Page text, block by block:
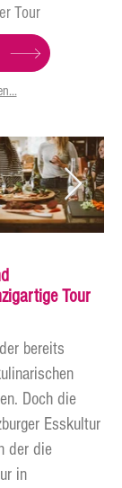
Tour
Tour
bereits
Doch die
Esskultur
der die
in